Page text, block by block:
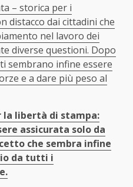
– storica per i
distacco dai cittadini che
nel lavoro dei
diverse questioni. Dopo
sembrano infine essere
e a dare più peso al
la libertà di stampa:
assicurata solo da
che sembra infine
da tutti i